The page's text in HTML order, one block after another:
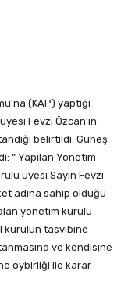
(KAP) yaptığı
Fevzi Özcan’ın
belirtildi. Güneş
“ Yapılan Yönetım
üyesi Sayın Fevzi
adına sahip olduğu
yönetim kurulu
kurulun tasvibine
ve kendısıne
oybirliği ile karar